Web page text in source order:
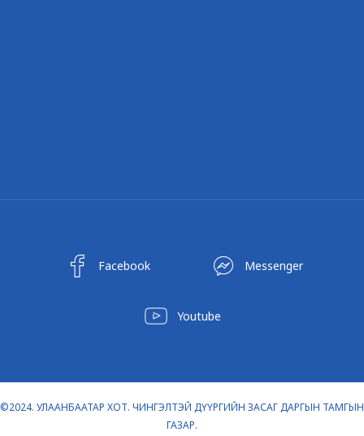
Facebook Messenger
Youtube
©2024. УЛААНБААТАР ХОТ. ЧИНГЭЛТЭЙ ДҮҮРГИЙН ЗАСАГ ДАРГЫН ТАМГЫН
ГАЗАР.